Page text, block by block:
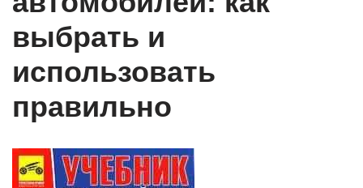
выбрать и
использовать
правильно